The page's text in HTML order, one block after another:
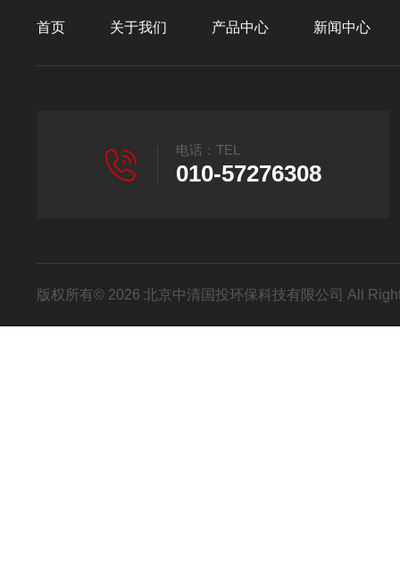
首页 关于我们 产品中心 新闻中心
电话：TEL
010-57276308
版权所有© 2026 北京中清国投环保科技有限公司 All